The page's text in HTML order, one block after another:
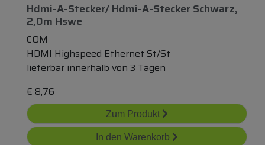
Hdmi-A-Stecker/ Hdmi-A-Stecker Schwarz,
2,0m Hswe
COM
HDMI Highspeed Ethernet St/St
lieferbar innerhalb von 3 Tagen
€ 8,76
Zum Produkt
In den Warenkorb